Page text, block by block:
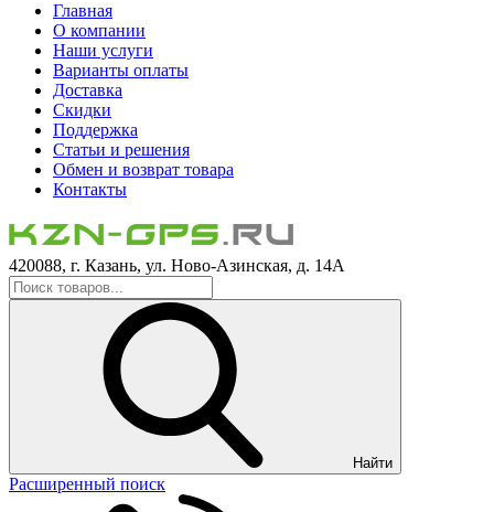
Главная
О компании
Наши услуги
Варианты оплаты
Доставка
Скидки
Поддержка
Статьи и решения
Обмен и возврат товара
Контакты
420088, г. Казань, ул. Ново-Азинская, д. 14А
Найти
Расширенный поиск